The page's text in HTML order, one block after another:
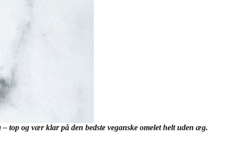
top og vær klar på den bedste veganske omelet helt uden æg.